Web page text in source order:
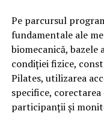
Pe parcursul
fundamentale ale
biomecanică,
condiției fizice,
Pilates, utilizarea
specifice,
participanții și